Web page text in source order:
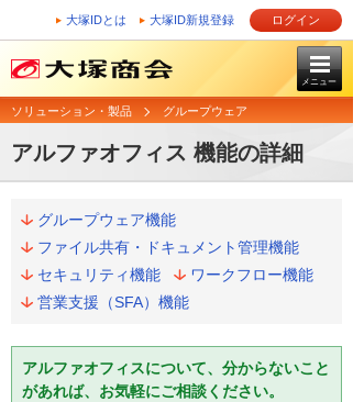
大塚IDとは 大塚ID新規登録 ログイン
メニュー
ソリューション・製品 グループウェア
アルファオフィス 機能の詳細
グループウェア機能
ファイル共有・ドキュメント管理機能
セキュリティ機能
ワークフロー機能
営業支援（SFA）機能
アルファオフィスについて、分からないこと
があれば、お気軽にご相談ください。